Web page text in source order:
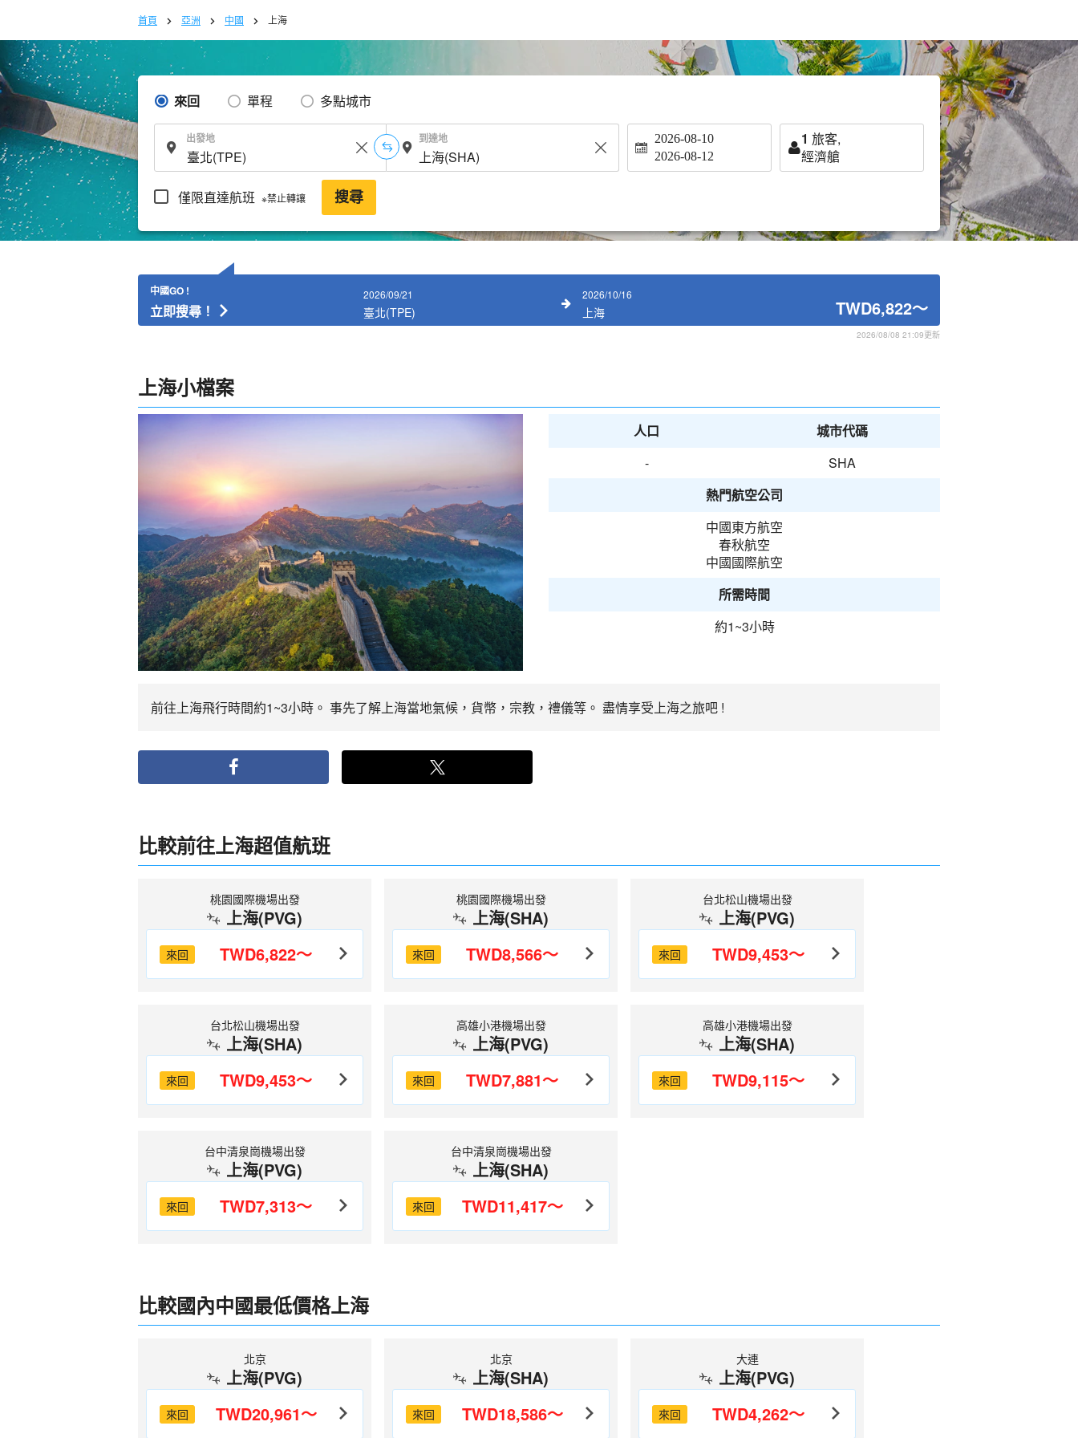
首頁 亞洲 中國 上海
來回 單程 多點城市
出發地 到達地 2026-08-10
2026-08-12
1 旅客,
經濟艙
僅限直達航班 ※禁止轉讓 搜尋
中國GO !
立即搜尋！
2026/09/21
臺北(TPE)
2026/10/16
上海 TWD6,822～
2026/08/08 21:09更新
上海小檔案
人口
城市代碼
-
SHA
熱門航空公司
中國東方航空
春秋航空
中國國際航空
所需時間
約1~3小時
前往上海飛行時間約1~3小時。 事先了解上海當地氣候，貨幣，宗教，禮儀等。 盡情享受上海之旅吧 !
比較前往上海超值航班
桃園國際機場出發
上海(PVG)
來回 TWD6,822～
桃園國際機場出發
上海(SHA)
來回 TWD8,566～
台北松山機場出發
上海(PVG)
來回 TWD9,453～
台北松山機場出發
上海(SHA)
來回 TWD9,453～
高雄小港機場出發
上海(PVG)
來回 TWD7,881～
高雄小港機場出發
上海(SHA)
來回 TWD9,115～
台中清泉崗機場出發
上海(PVG)
來回 TWD7,313～
台中清泉崗機場出發
上海(SHA)
來回 TWD11,417～
比較國內中國最低價格上海
北京
上海(PVG)
來回 TWD20,961～
北京
上海(SHA)
來回 TWD18,586～
大連
上海(PVG)
來回 TWD4,262～